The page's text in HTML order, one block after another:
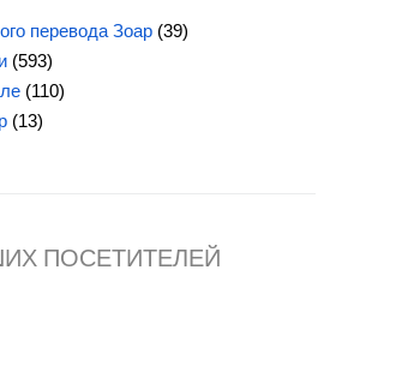
перевода Зоар (39)
(593)
(110)
(13)
ПОСЕТИТЕЛЕЙ